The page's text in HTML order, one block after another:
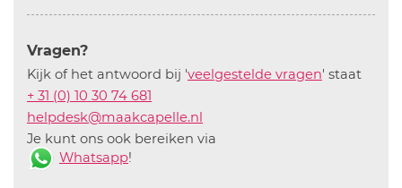
Vragen?
Kijk of het antwoord bij 'veelgestelde vragen' staat
+ 31 (0) 10 30 74 681
helpdesk@maakcapelle.nl
Je kunt ons ook bereiken via
Whatsapp!